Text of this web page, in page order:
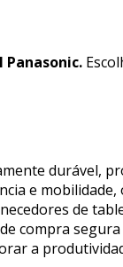
durável,
e
de
compra
a